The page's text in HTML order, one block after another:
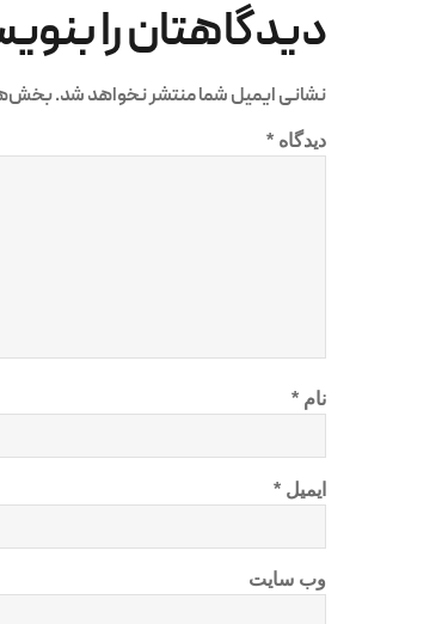
دیدگاهتان را
نشانی ایمیل شما منتشر نخواهد شد.
دیدگاه *
نام *
ایمیل *
وب‌ سایت